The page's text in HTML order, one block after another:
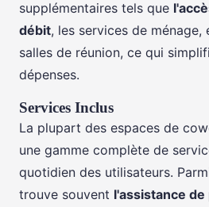
supplémentaires tels que
débit, les services de
salles de réunion, ce qui
dépenses.
Services Inclus
La plupart des espaces de
une gamme complète de
quotidien des utilisateurs.
trouve souvent l'assistance